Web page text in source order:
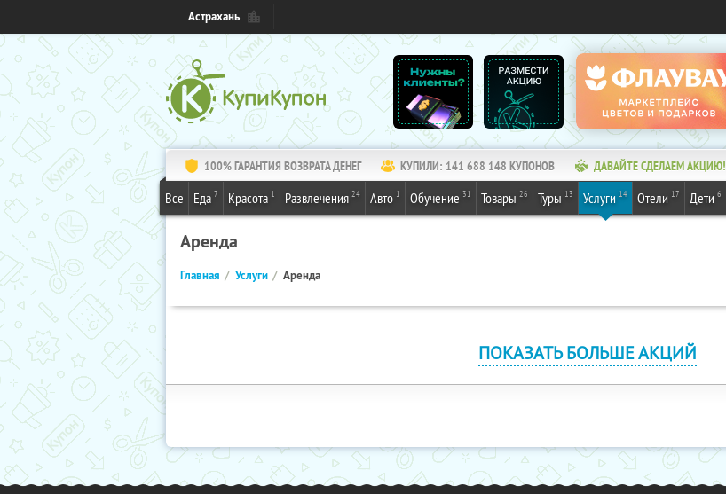
Астрахань
100% ГАРАНТИЯ ВОЗВРАТА ДЕНЕГ КУПИЛИ: 141 688 148 КУПОНОВ ДАВАЙТЕ СДЕЛАЕМ АКЦИЮ!
Все Еда 7 Красота 1 Развлечения 24 Авто 1 Обучение 31 Товары 26 Туры 13 Услуги 14 Отели 17 Дети 6
Аренда
Главная Услуги Аренда
ПОКАЗАТЬ БОЛЬШЕ АКЦИЙ